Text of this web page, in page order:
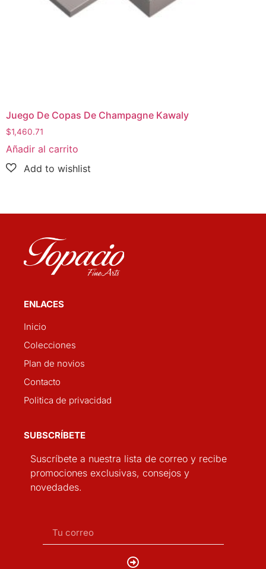
Juego De Copas De Champagne Kawaly
$1,460.71
Añadir al carrito
ENLACES
Inicio
Colecciones
Plan de novios
Contacto
Politica de privacidad
SUBSCRÍBETE
Suscríbete a nuestra lista de correo y recibe
promociones exclusivas, consejos y
novedades.